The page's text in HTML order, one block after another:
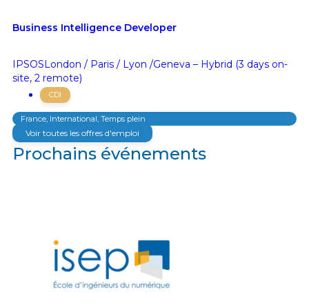
Business Intelligence Developer
IPSOSLondon / Paris / Lyon /Geneva – Hybrid (3 days on-
site, 2 remote)
CDI
France, International, Temps plein
Voir toutes les offres d'emploi
Prochains événements